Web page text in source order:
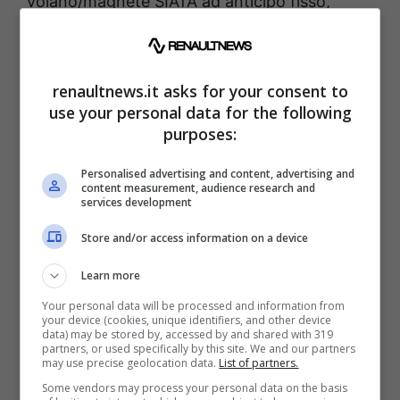
sbattimento (con 0,3 litri di olio e relativo
tappo di immissione posto anteriormente),
cambio a 2 marce, avviamento a spinta per
una potenza di circa 0,8 cv ed un peso di
quasi 7 kg circa.
renaultnews.it asks for your consent to
use your personal data for the following
purposes:
Personalised advertising and content, advertising and
content measurement, audience research and
services development
Store and/or access information on a device
Learn more
Your personal data will be processed and information from
your device (cookies, unique identifiers, and other device
data) may be stored by, accessed by and shared with 319
partners, or used specifically by this site. We and our partners
may use precise geolocation data. List of partners.
Some vendors may process your personal data on the basis